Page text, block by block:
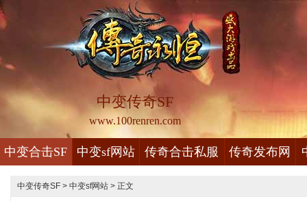
中变传奇SF
www.100renren.com
中变合击SF 中变sf网站 传奇合击私服 传奇发布网
中变传奇SF > 中变sf网站 > 正文